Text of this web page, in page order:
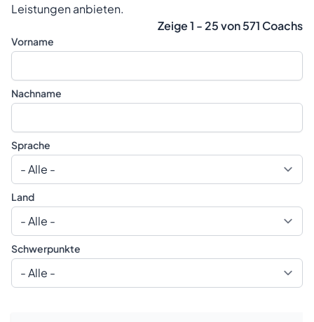
Leistungen anbieten.
Zeige 1 - 25 von 571 Coachs
Vorname
Nachname
Sprache
Land
Schwerpunkte